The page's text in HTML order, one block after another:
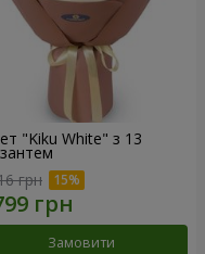
"Kiku White" з 13
грн
Замовити